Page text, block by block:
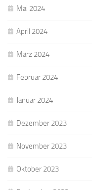
Mai 2024
April 2024
März 2024
Februar 2024
Januar 2024
Dezember 2023
November 2023
Oktober 2023